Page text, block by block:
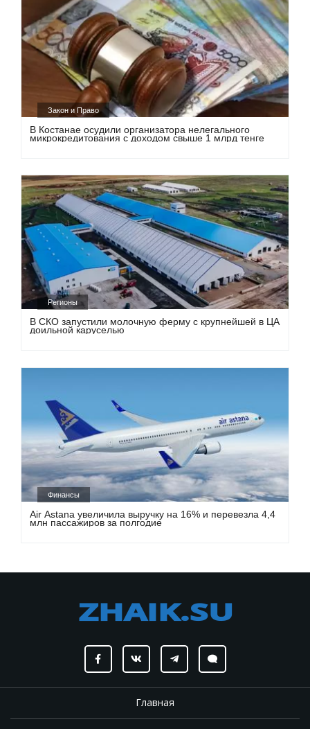
Закон и Право
В Костанае осудили организатора нелегального
микрокредитования с доходом свыше 1 млрд тенге
Регионы
В СКО запустили молочную ферму с крупнейшей в ЦА
доильной каруселью
Финансы
Air Astana увеличила выручку на 16% и перевезла 4,4
млн пассажиров за полгодие
Главная